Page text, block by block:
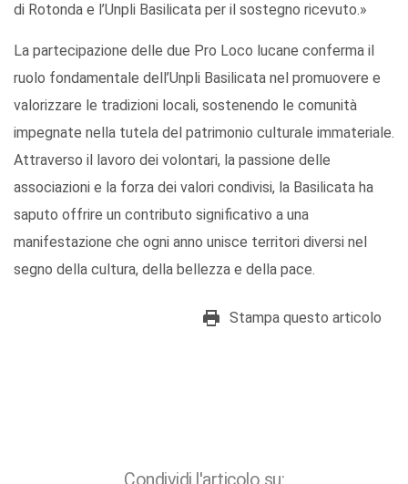
di Rotonda e l’Unpli Basilicata per il sostegno ricevuto.»
La partecipazione delle due Pro Loco lucane conferma il
ruolo fondamentale dell’Unpli Basilicata nel promuovere e
valorizzare le tradizioni locali, sostenendo le comunità
impegnate nella tutela del patrimonio culturale immateriale.
Attraverso il lavoro dei volontari, la passione delle
associazioni e la forza dei valori condivisi, la Basilicata ha
saputo offrire un contributo significativo a una
manifestazione che ogni anno unisce territori diversi nel
segno della cultura, della bellezza e della pace.
Stampa questo articolo